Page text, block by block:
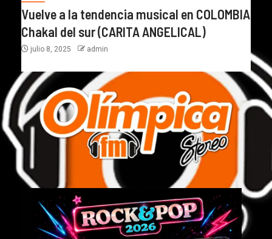
Vuelve a la tendencia musical en COLOMBIA
Chakal del sur (CARITA ANGELICAL)
julio 8, 2025 admin